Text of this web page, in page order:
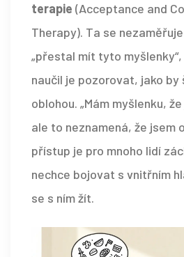
terapie (Acceptance and
Therapy). Ta se
„přestal mít tyto
naučil je pozorovat, jako by
oblohou. „Mám myšlenku,
ale to neznamená, že jsem
přístup je pro mnoho lidí
nechce bojovat s vnitřním
se s ním žít.